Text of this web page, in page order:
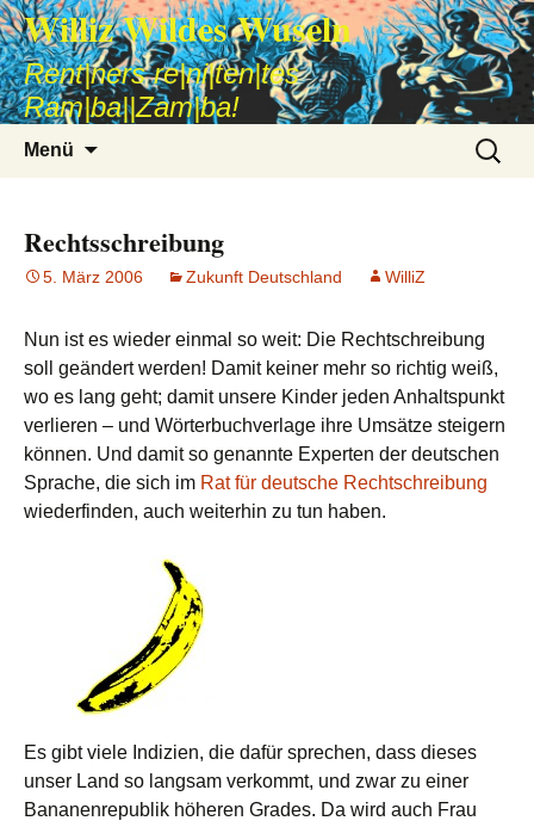
Williz Wildes Wuseln
Rent|ners re|ni|ten|tes
Ram|ba||Zam|ba!
Menü
Suche
nach:
Rechtsschreibung
5. März 2006 Zukunft Deutschland WilliZ
Nun ist es wieder einmal so weit: Die Rechtschreibung
soll geändert werden! Damit keiner mehr so richtig weiß,
wo es lang geht; damit unsere Kinder jeden Anhaltspunkt
verlieren – und Wörterbuchverlage ihre Umsätze steigern
können. Und damit so genannte Experten der deutschen
Sprache, die sich im Rat für deutsche Rechtschreibung
wiederfinden, auch weiterhin zu tun haben.
Es gibt viele Indizien, die dafür sprechen, dass dieses
unser Land so langsam verkommt, und zwar zu einer
Bananenrepublik höheren Grades. Da wird auch Frau